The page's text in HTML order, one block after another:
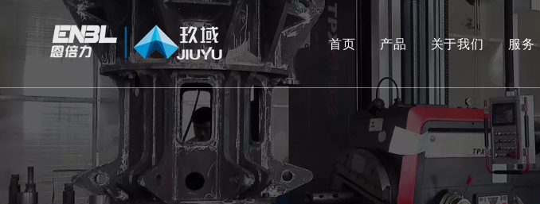
首页 产品
环保和可再生能源抓取系列
工程液压抓斗系列
环保料斗
水下挖泥抓斗系列
关于我们 服务